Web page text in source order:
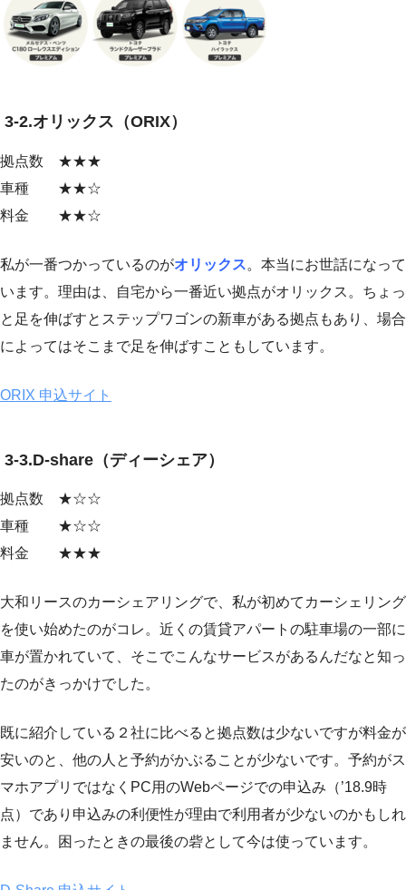
3-2.オリックス（ORIX）
拠点数 ★★★
車種 ★★☆
料金 ★★☆
私が一番つかっているのがオリックス。本当にお世話になって
います。理由は、自宅から一番近い拠点がオリックス。ちょっ
と足を伸ばすとステップワゴンの新車がある拠点もあり、場合
によってはそこまで足を伸ばすこともしています。
ORIX 申込サイト
3-3.D-share（ディーシェア）
拠点数 ★☆☆
車種 ★☆☆
料金 ★★★
大和リースのカーシェアリングで、私が初めてカーシェリング
を使い始めたのがコレ。近くの賃貸アパートの駐車場の一部に
車が置かれていて、そこでこんなサービスがあるんだなと知っ
たのがきっかけでした。
既に紹介している２社に比べると拠点数は少ないですが料金が
安いのと、他の人と予約がかぶることが少ないです。予約がス
マホアプリではなくPC用のWebページでの申込み（’18.9時
点）であり申込みの利便性が理由で利用者が少ないのかもしれ
ません。困ったときの最後の砦として今は使っています。